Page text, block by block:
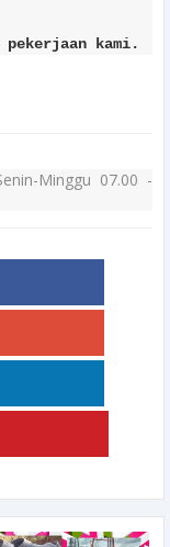
kami.
Minggu 07.00 -